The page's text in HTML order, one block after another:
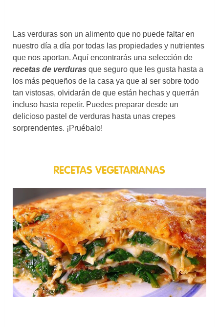
Las verduras son un alimento que no puede faltar en
nuestro día a día por todas las propiedades y nutrientes
que nos aportan. Aquí encontrarás una selección de
recetas de verduras que seguro que les gusta hasta a
los más pequeños de la casa ya que al ser sobre todo
tan vistosas, olvidarán de que están hechas y querrán
incluso hasta repetir. Puedes preparar desde un
delicioso pastel de verduras hasta unas crepes
sorprendentes. ¡Pruébalo!
RECETAS VEGETARIANAS